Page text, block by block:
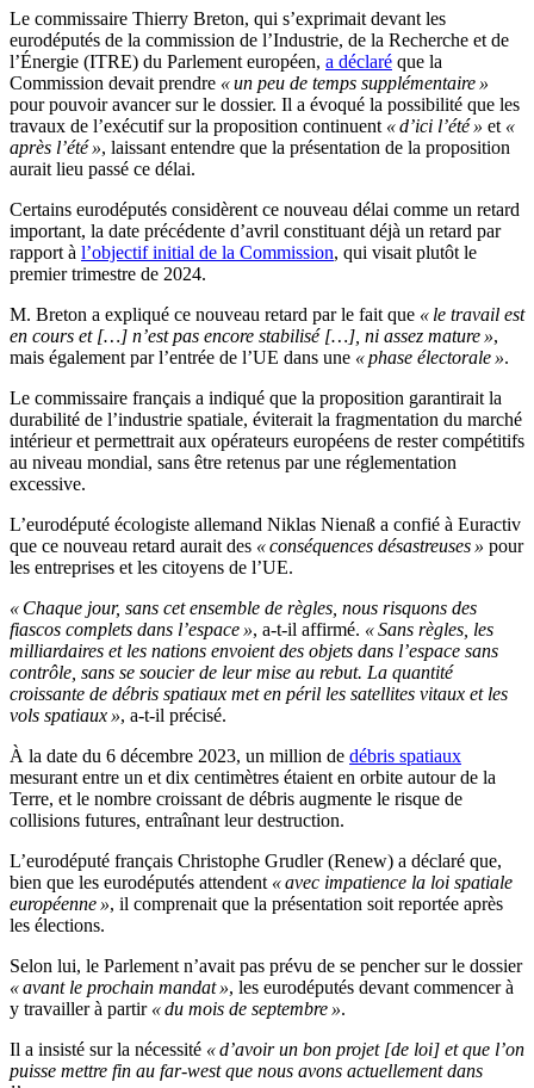
Le commissaire Thierry Breton, qui s’exprimait devant les
eurodéputés de la commission de l’Industrie, de la Recherche et de
l’Énergie (ITRE) du Parlement européen, a déclaré que la
Commission devait prendre « un peu de temps supplémentaire »
pour pouvoir avancer sur le dossier. Il a évoqué la possibilité que les
travaux de l’exécutif sur la proposition continuent « d’ici l’été » et «
après l’été », laissant entendre que la présentation de la proposition
aurait lieu passé ce délai.
Certains eurodéputés considèrent ce nouveau délai comme un retard
important, la date précédente d’avril constituant déjà un retard par
rapport à l’objectif initial de la Commission, qui visait plutôt le
premier trimestre de 2024.
M. Breton a expliqué ce nouveau retard par le fait que « le travail est
en cours et […] n’est pas encore stabilisé […], ni assez mature »,
mais également par l’entrée de l’UE dans une « phase électorale ».
Le commissaire français a indiqué que la proposition garantirait la
durabilité de l’industrie spatiale, éviterait la fragmentation du marché
intérieur et permettrait aux opérateurs européens de rester compétitifs
au niveau mondial, sans être retenus par une réglementation
excessive.
L’eurodéputé écologiste allemand Niklas Nienaß a confié à Euractiv
que ce nouveau retard aurait des « conséquences désastreuses » pour
les entreprises et les citoyens de l’UE.
« Chaque jour, sans cet ensemble de règles, nous risquons des
fiascos complets dans l’espace », a-t-il affirmé. « Sans règles, les
milliardaires et les nations envoient des objets dans l’espace sans
contrôle, sans se soucier de leur mise au rebut. La quantité
croissante de débris spatiaux met en péril les satellites vitaux et les
vols spatiaux », a-t-il précisé.
À la date du 6 décembre 2023, un million de débris spatiaux
mesurant entre un et dix centimètres étaient en orbite autour de la
Terre, et le nombre croissant de débris augmente le risque de
collisions futures, entraînant leur destruction.
L’eurodéputé français Christophe Grudler (Renew) a déclaré que,
bien que les eurodéputés attendent « avec impatience la loi spatiale
européenne », il comprenait que la présentation soit reportée après
les élections.
Selon lui, le Parlement n’avait pas prévu de se pencher sur le dossier
« avant le prochain mandat », les eurodéputés devant commencer à
y travailler à partir « du mois de septembre ».
Il a insisté sur la nécessité « d’avoir un bon projet [de loi] et que l’on
puisse mettre fin au far-west que nous avons actuellement dans